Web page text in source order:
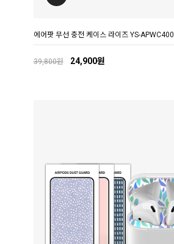
에어팟 무선 충전 케이스 라이즈 YS-APWC400
39,800원 24,900원